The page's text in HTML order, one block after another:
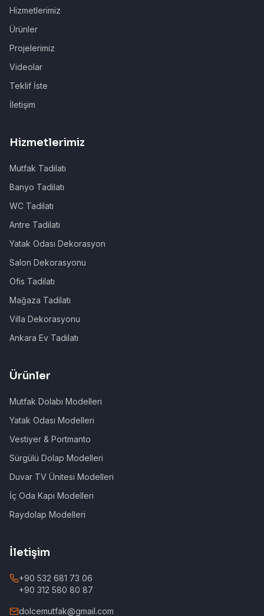
Hizmetlerimiz
Ürünler
Projelerimiz
Videolar
Teklif İste
İletişim
Hizmetlerimiz
Mutfak Tadilatı
Banyo Tadilatı
WC Tadilatı
Antre Tadilatı
Yatak Odası Dekorasyon
Salon Dekorasyonu
Ofis Tadilatı
Mağaza Tadilatı
Villa Dekorasyonu
Ankara Ev Tadilatı
Ürünler
Mutfak Dolabı Modelleri
Yatak Odası Modelleri
Vestiyer & Portmanto
Sürgülü Dolap Modelleri
Duvar TV Ünitesi Modelleri
İç Oda Kapı Modelleri
Raydolap Modelleri
İletişim
+90 532 681 73 06
+90 312 580 80 87
dolcemutfak@gmail.com